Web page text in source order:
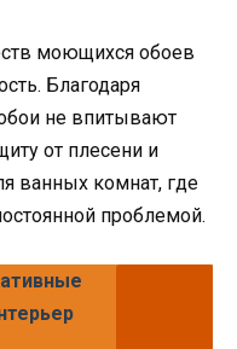
моющихся обоев
Благодаря
не впитывают
от плесени и
ванных комнат, где
проблемой.